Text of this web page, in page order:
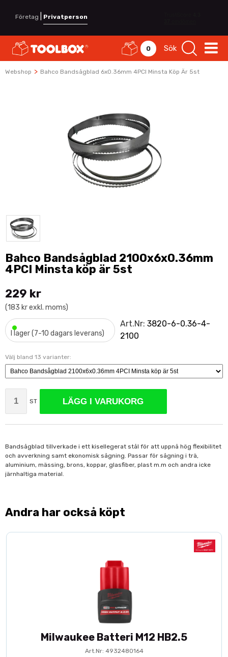
Företag Privatperson
0 Sök
Webshop > Bahco Bandsågblad 6x0.36mm 4PCI Minsta Köp Är 5st
Bahco Bandsågblad 2100x6x0.36mm
4PCI Minsta köp är 5st
229 kr
(183 kr exkl. moms)
•I lager (7-10 dagars leverans)
Art.Nr: 3820-6-0.36-4-
2100
Välj bland 13 varianter:
ST LÄGG I VARUKORG
Bandsågblad tillverkade i ett kisellegerat stål för att uppnå hög flexibilitet
och avverkning samt ekonomisk sågning. Passar för sågning i trä,
aluminium, mässing, brons, koppar, glasfiber, plast m.m och andra icke
järnhaltiga material.
Andra har också köpt
Milwaukee Batteri M12 HB2.5
Art.Nr: 4932480164